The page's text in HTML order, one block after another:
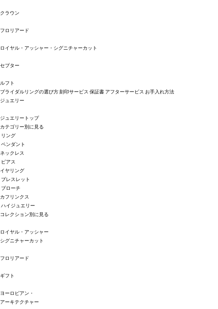
クラウン
フロリアード
ロイヤル・アッシャー・シグニチャーカット
セプター
ルフト
ブライダルリングの選び方刻印サービス 保証書 アフターサービス お手入れ方法
ジュエリー
ジュエリートップ
カテゴリー別に見る
リング
ペンダント
ネックレス
ピアス
イヤリング
ブレスレット
ブローチ
カフリンクス
ハイジュエリー
コレクション別に見る
ロイヤル・アッシャー
シグニチャーカット
フロリアード
ギフト
ヨーロピアン・
アーキテクチャー